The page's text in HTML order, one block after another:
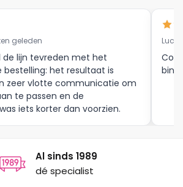
geleden
de lijn tevreden met het
bestelling: het resultaat is
zeer vlotte communicatie om
te passen en de
iets korter dan voorzien.
zijn.
Luc
Al sinds 1989
dé specialist